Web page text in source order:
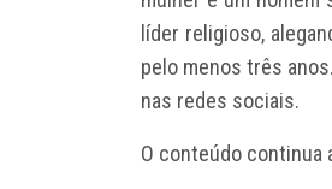
líder religioso,
pelo menos três
nas redes sociais.
O conteúdo continua